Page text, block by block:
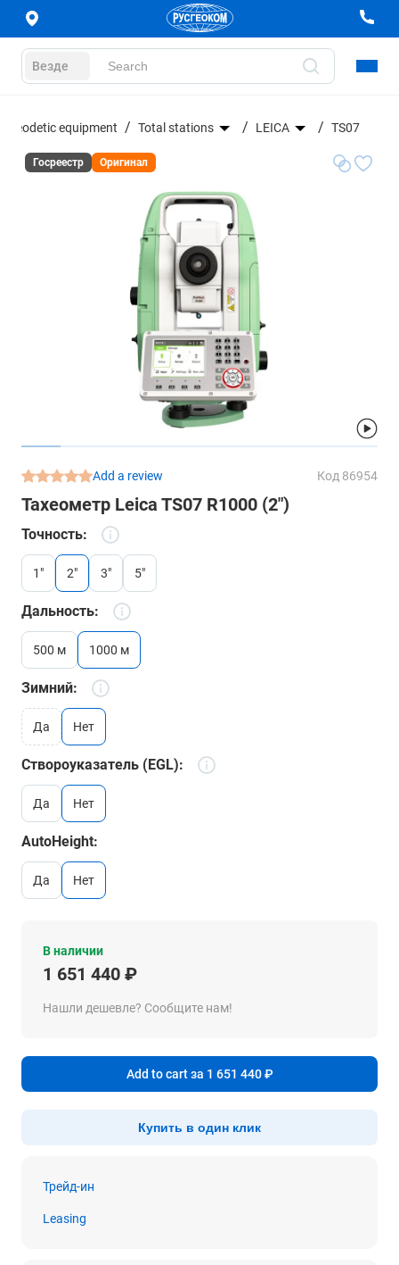
Везде
Geodetic equipment Total stations LEICA TS07
Госреестр Оригинал
Add a review Код 86954
Тахеометр Leica TS07 R1000 (2")
Точность:
1" 2" 3" 5"
Дальность:
500 м 1000 м
Зимний:
да нет
Створоуказатель (EGL):
да нет
AutoHeight:
да нет
В наличии
1 651 440 ₽
Нашли дешевле? Сообщите нам!
Add to cart за 1 651 440 ₽
Купить в один клик
Трейд-ин
Leasing